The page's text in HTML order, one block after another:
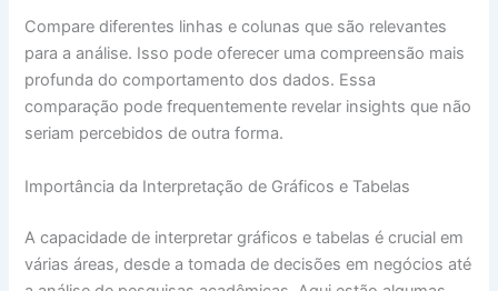
Compare diferentes linhas e colunas que são relevantes
para a análise. Isso pode oferecer uma compreensão mais
profunda do comportamento dos dados. Essa
comparação pode frequentemente revelar insights que não
seriam percebidos de outra forma.
Importância da Interpretação de Gráficos e Tabelas
A capacidade de interpretar gráficos e tabelas é crucial em
várias áreas, desde a tomada de decisões em negócios até